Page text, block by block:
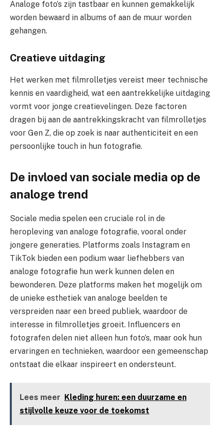
Analoge foto’s zijn tastbaar en kunnen gemakkelijk
worden bewaard in albums of aan de muur worden
gehangen.
Creatieve uitdaging
Het werken met filmrolletjes vereist meer technische
kennis en vaardigheid, wat een aantrekkelijke uitdaging
vormt voor jonge creatievelingen. Deze factoren
dragen bij aan de aantrekkingskracht van filmrolletjes
voor Gen Z, die op zoek is naar authenticiteit en een
persoonlijke touch in hun fotografie.
De invloed van sociale media op de
analoge trend
Sociale media spelen een cruciale rol in de
heropleving van analoge fotografie, vooral onder
jongere generaties. Platforms zoals Instagram en
TikTok bieden een podium waar liefhebbers van
analoge fotografie hun werk kunnen delen en
bewonderen. Deze platforms maken het mogelijk om
de unieke esthetiek van analoge beelden te
verspreiden naar een breed publiek, waardoor de
interesse in filmrolletjes groeit. Influencers en
fotografen delen niet alleen hun foto’s, maar ook hun
ervaringen en technieken, waardoor een gemeenschap
ontstaat die elkaar inspireert en ondersteunt.
Lees meer
Kleding huren: een duurzame en
stijlvolle keuze voor de toekomst